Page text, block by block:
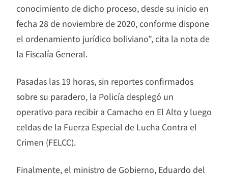
conocimiento de dicho proceso, desde su inicio en
fecha 28 de noviembre de 2020, conforme dispone
el ordenamiento jurídico boliviano”, cita la nota de
la Fiscalía General.
Pasadas las 19 horas, sin reportes confirmados
sobre su paradero, la Policía desplegó un
operativo para recibir a Camacho en El Alto y luego
celdas de la Fuerza Especial de Lucha Contra el
Crimen (FELCC).
Finalmente, el ministro de Gobierno, Eduardo del